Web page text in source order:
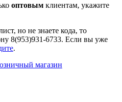
оптовым клиентам, укажите
но не знаете кода, то
8(953)931-6733. Если вы уже
.
магазин